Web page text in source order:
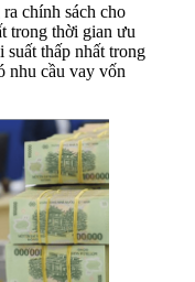
chính sách cho
trong thời gian ưu
thấp nhất trong
nhu cầu vay vốn